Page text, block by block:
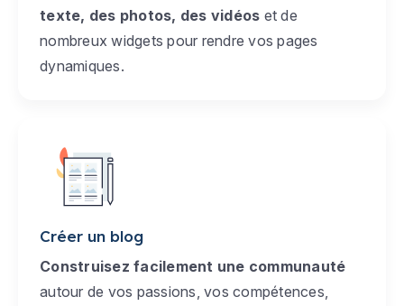
texte, des photos, des vidéos et de
nombreux widgets pour rendre vos pages
dynamiques.
Créer un blog
Construisez facilement une communauté
autour de vos passions, vos compétences,